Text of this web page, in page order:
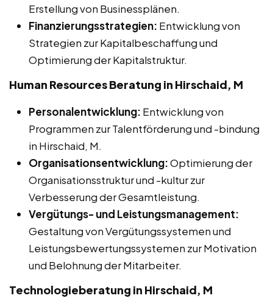
Erstellung von Businessplänen.
Finanzierungsstrategien: Entwicklung von
Strategien zur Kapitalbeschaffung und
Optimierung der Kapitalstruktur.
Human Resources Beratung in Hirschaid, M
Personalentwicklung: Entwicklung von
Programmen zur Talentförderung und -bindung
in Hirschaid, M.
Organisationsentwicklung:Optimierung der
Organisationsstruktur und -kultur zur
Verbesserung der Gesamtleistung.
Vergütungs- und Leistungsmanagement:
Gestaltung von Vergütungssystemen und
Leistungsbewertungssystemen zur Motivation
und Belohnung der Mitarbeiter.
Technologieberatung in Hirschaid, M